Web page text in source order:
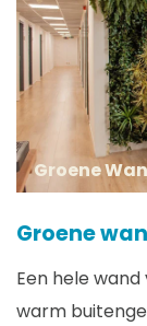
Groene
Groene
Een hele
warm